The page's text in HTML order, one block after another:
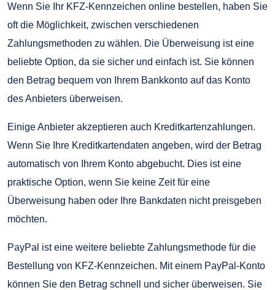
Wenn Sie Ihr KFZ-Kennzeichen online bestellen, haben Sie
oft die Möglichkeit, zwischen verschiedenen
Zahlungsmethoden zu wählen. Die Überweisung ist eine
beliebte Option, da sie sicher und einfach ist. Sie können
den Betrag bequem von Ihrem Bankkonto auf das Konto
des Anbieters überweisen.
Einige Anbieter akzeptieren auch Kreditkartenzahlungen.
Wenn Sie Ihre Kreditkartendaten angeben, wird der Betrag
automatisch von Ihrem Konto abgebucht. Dies ist eine
praktische Option, wenn Sie keine Zeit für eine
Überweisung haben oder Ihre Bankdaten nicht preisgeben
möchten.
PayPal ist eine weitere beliebte Zahlungsmethode für die
Bestellung von KFZ-Kennzeichen. Mit einem PayPal-Konto
können Sie den Betrag schnell und sicher überweisen. Sie